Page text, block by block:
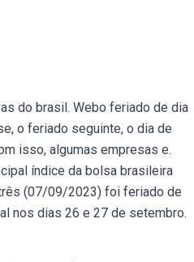
do brasil. Webo feriado de dia
o feriado seguinte, o dia de
isso, algumas empresas e.
índice da bolsa brasileira
(07/09/2023) foi feriado de
nos dias 26 e 27 de setembro.